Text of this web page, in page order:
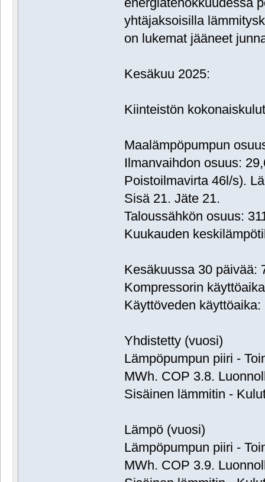
yhtäjaksoisilla
on lukemat jääneet
Kesäkuu 2025:
Kiinteistön
Maalämpöpumpun
Ilmanvaihdon osuus:
Poistoilmavirta 46l/s).
Sisä 21. Jäte 21.
Taloussähkön osuus:
Kuukauden
Kesäkuussa 30 päivää:
Kompressorin
Käyttöveden käyttöaika:
Yhdistetty (vuosi)
Lämpöpumpun piiri -
MWh. COP 3.8.
Sisäinen lämmitin -
Lämpö (vuosi)
Lämpöpumpun piiri -
MWh. COP 3.9.